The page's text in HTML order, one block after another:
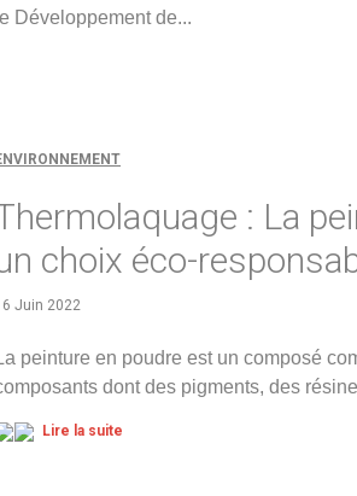
le Développement de...
: La
choix éco-
Juin 2022
peinture en poudre est un composé
dont des pigments, des
Lire la suite